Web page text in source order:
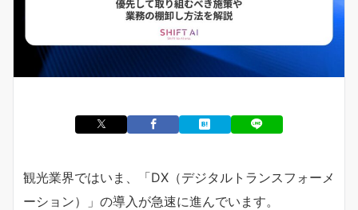
観光業界ではいま、「DX（デジタルトランスフォーメ
ーション）」の導入が急速に進んでいます。